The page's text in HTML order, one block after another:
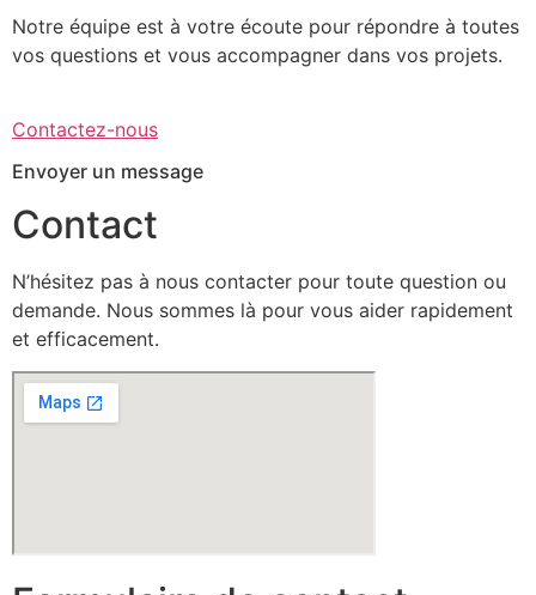
Notre équipe est à votre écoute pour répondre à toutes
vos questions et vous accompagner dans vos projets.
Contactez-nous
Envoyer un message
Contact
N’hésitez pas à nous contacter pour toute question ou
demande. Nous sommes là pour vous aider rapidement
et efficacement.